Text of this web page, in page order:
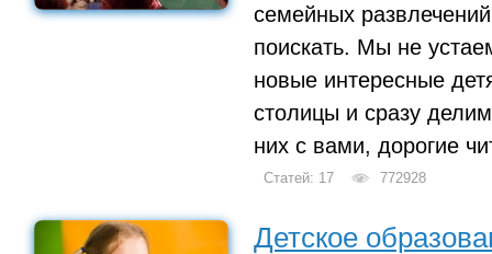
семейных
поискать. Мы не
новые интересные
столицы и сразу
них с вами, дорогие
Статей: 17 772928
Детское